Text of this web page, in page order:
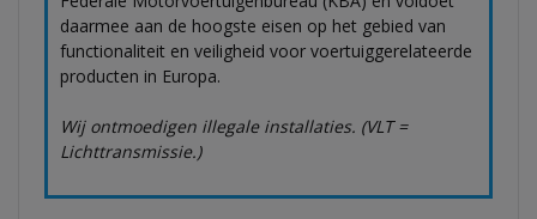
daarmee aan de hoogste eisen op het gebied van
functionaliteit en veiligheid voor voertuiggerelateerde
producten in Europa.
Wij ontmoedigen illegale installaties. (VLT =
Lichttransmissie.)